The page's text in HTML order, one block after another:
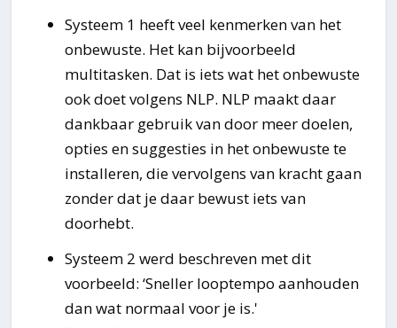
Systeem 1 heeft veel kenmerken van het
onbewuste. Het kan bijvoorbeeld
multitasken. Dat is iets wat het onbewuste
ook doet volgens NLP. NLP maakt daar
dankbaar gebruik van door meer doelen,
opties en suggesties in het onbewuste te
installeren, die vervolgens van kracht gaan
zonder dat je daar bewust iets van
doorhebt.
Systeem 2 werd beschreven met dit
voorbeeld: ‘Sneller looptempo aanhouden
dan wat normaal voor je is.'